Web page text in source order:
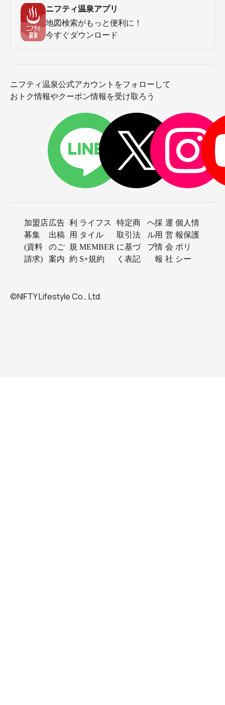
ニフティ温泉アプリ
地図検索がもっと便利に！
今すぐダウンロード
ニフティ温泉公式アカウントをフォローして
おトク情報やクーポン情報を受け取ろう
加盟店
募集
(資料
請求)
広告
出稿
のご
案内
利
用
規
約
ライフス
タイル
MEMBER
S+規約
特定商
取引法
に基づ
く表記
ヘ
ル
プ
採
用
情
報
運
営
会
社
個人情
報保護
ポリ
シー
©NIFTY Lifestyle Co., Ltd.